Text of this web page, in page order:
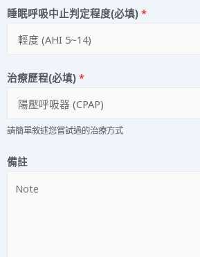
睡眠呼吸中止判定程度(必填) *
治療歷程(必填) *
請簡單敘述您嘗試過的治療方式
備註